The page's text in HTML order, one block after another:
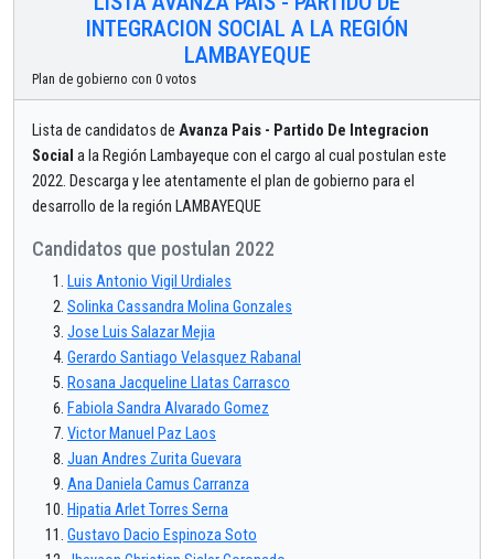
INTEGRACION SOCIAL A LA REGIÓN
LAMBAYEQUE
Plan de gobierno con 0 votos
Lista de candidatos de Avanza Pais - Partido De Integracion
Social a la Región Lambayeque con el cargo al cual postulan este
2022. Descarga y lee atentamente el plan de gobierno para el
desarrollo de la región LAMBAYEQUE
Candidatos que postulan 2022
Luis Antonio Vigil Urdiales
Solinka Cassandra Molina Gonzales
Jose Luis Salazar Mejia
Gerardo Santiago Velasquez Rabanal
Rosana Jacqueline Llatas Carrasco
Fabiola Sandra Alvarado Gomez
Victor Manuel Paz Laos
Juan Andres Zurita Guevara
Ana Daniela Camus Carranza
Hipatia Arlet Torres Serna
Gustavo Dacio Espinoza Soto